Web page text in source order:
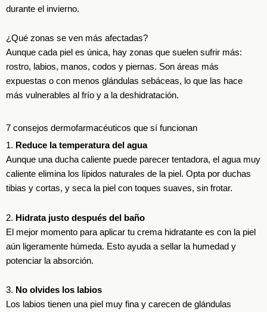
durante el invierno.
¿Qué zonas se ven más afectadas?
Aunque cada piel es única, hay zonas que suelen sufrir más:
rostro, labios, manos, codos y piernas. Son áreas más
expuestas o con menos glándulas sebáceas, lo que las hace
más vulnerables al frío y a la deshidratación.
7 consejos dermofarmacéuticos que sí funcionan
1. Reduce la temperatura del agua
Aunque una ducha caliente puede parecer tentadora, el agua muy
caliente elimina los lípidos naturales de la piel. Opta por duchas
tibias y cortas, y seca la piel con toques suaves, sin frotar.
2. Hidrata justo después del baño
El mejor momento para aplicar tu crema hidratante es con la piel
aún ligeramente húmeda. Esto ayuda a sellar la humedad y
potenciar la absorción.
3. No olvides los labios
Los labios tienen una piel muy fina y carecen de glándulas